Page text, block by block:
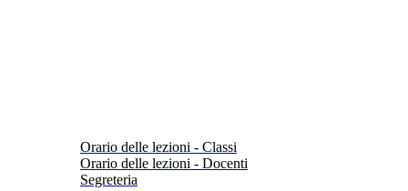
Orario delle lezioni - Classi
Orario delle lezioni - Docenti
Segreteria